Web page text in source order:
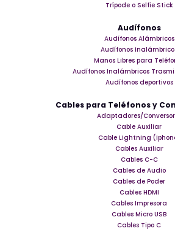
Trípode o Selfie Stick
Audífonos
Audífonos Alámbricos
Audífonos
Manos Libres para
Audífonos Inalámbricos
Audífonos deportivos
Cables para Teléfonos y
Adaptadores/
Cable Auxiliar
Cable Lightning
Cables Auxiliar
Cables C-C
Cables de Audio
Cables de Poder
Cables HDMI
Cables Impresora
Cables Micro USB
Cables Tipo C